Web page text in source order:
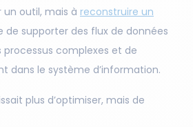
outil, mais à reconstruire un
de supporter des flux de données
processus complexes et de
dans le système d’information.
plus d’optimiser, mais de